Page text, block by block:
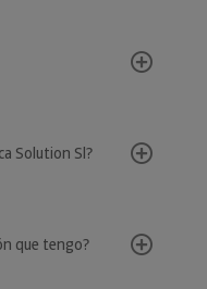
Solution Sl?
que tengo?